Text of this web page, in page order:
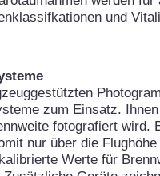
und
zum Einsatz.
fotografiert wird.
nur über die
Werte für